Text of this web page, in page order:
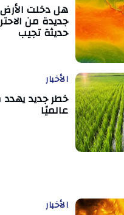
هل دخلت
جديدة من
حديثة تجيب
الأخبار
خطر جديد يهدد
عالميًا
الأخبار